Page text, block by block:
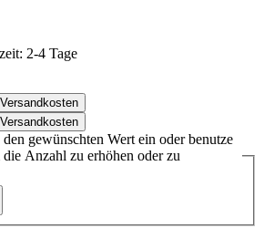
2-4 Tage
gewünschten Wert ein oder benutze
Anzahl zu erhöhen oder zu